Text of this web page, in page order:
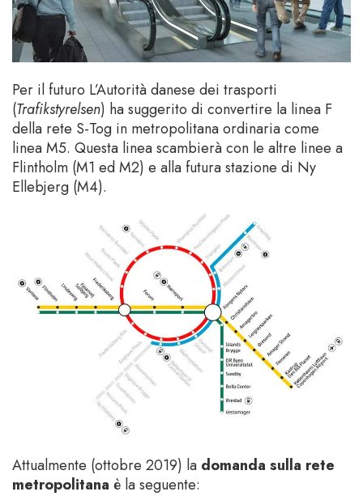
Per il futuro L’Autorità danese dei trasporti
(Trafikstyrelsen) ha suggerito di convertire la linea F
della rete S-Tog in metropolitana ordinaria come
linea M5. Questa linea scambierà con le altre linee a
Flintholm (M1 ed M2) e alla futura stazione di Ny
Ellebjerg (M4).
Attualmente (ottobre 2019) la domanda sulla rete
metropolitana è la seguente: